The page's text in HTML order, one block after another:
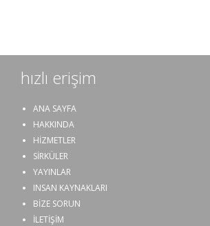
hızlı erişim
ANA SAYFA
HAKKINDA
HİZMETLER
SİRKÜLER
YAYINLAR
INSAN KAYNAKLARI
BİZE SORUN
İLETİŞİM